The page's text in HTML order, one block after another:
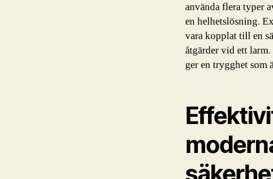
använda flera typer
en helhetslösning.
vara kopplat till en
åtgärder vid ett
ger en trygghet som